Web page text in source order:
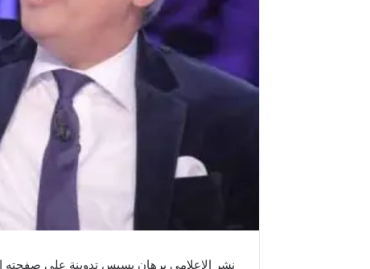
نشر الإعلامي برهان بسيس تدوينة على صفحته